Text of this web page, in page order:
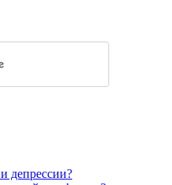
депрессии?